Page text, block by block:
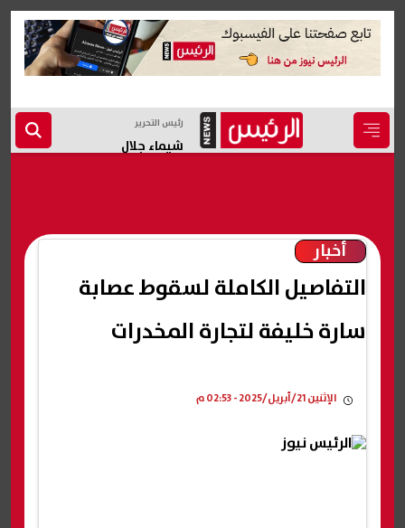
رئيس التحرير
شيماء جلال
أخبار
التفاصيل الكاملة لسقوط عصابة
سارة خليفة لتجارة المخدرات
الإثنين 21/أبريل/2025 - 02:53 م